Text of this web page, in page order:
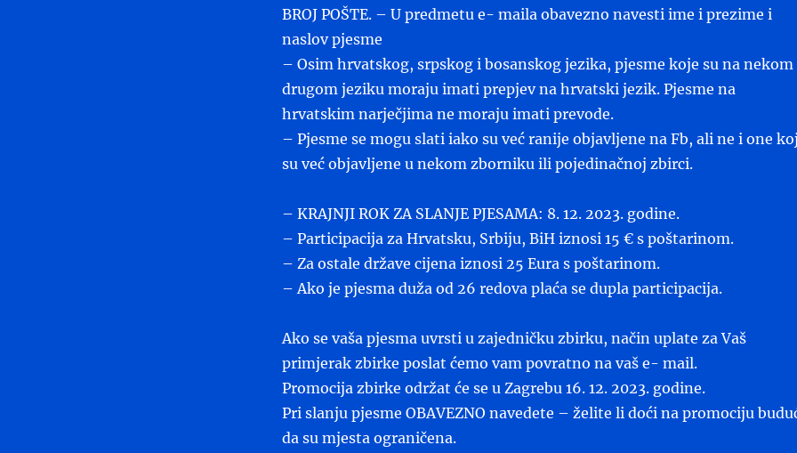
BROJ POŠTE. – U predmetu e- maila obavezno navesti ime i prezime i
naslov pjesme
– Osim hrvatskog, srpskog i bosanskog jezika, pjesme koje su na nekom
drugom jeziku moraju imati prepjev na hrvatski jezik. Pjesme na
hrvatskim narječjima ne moraju imati prevode.
– Pjesme se mogu slati iako su već ranije objavljene na Fb, ali ne i one
su već objavljene u nekom zborniku ili pojedinačnoj zbirci.
– KRAJNJI ROK ZA SLANJE PJESAMA: 8. 12. 2023. godine.
– Participacija za Hrvatsku, Srbiju, BiH iznosi 15 € s poštarinom.
– Za ostale države cijena iznosi 25 Eura s poštarinom.
– Ako je pjesma duža od 26 redova plaća se dupla participacija.
Ako se vaša pjesma uvrsti u zajedničku zbirku, način uplate za Vaš
primjerak zbirke poslat ćemo vam povratno na vaš e- mail.
Promocija zbirke održat će se u Zagrebu 16. 12. 2023. godine.
Pri slanju pjesme OBAVEZNO navedete – želite li doći na promociju
da su mjesta ograničena.